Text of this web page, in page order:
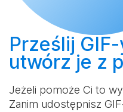
Prześlij
utwórzje z
Jeżeli pomoże Ci to
Zanim udostępnisz